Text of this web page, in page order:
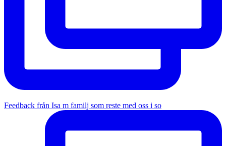
Feedback från Isa m familj som reste med oss i so